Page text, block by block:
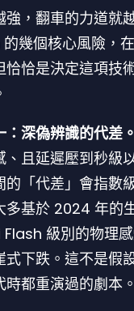
強，翻車的力道就
幾個核心風險，
恰恰是決定這項技
：深偽辨識的代差。
、且延遲壓到秒級
的「代差」會指數
多基於 2024 年的
級別的物理
式下跌。這不是
時都重演過的劇本。